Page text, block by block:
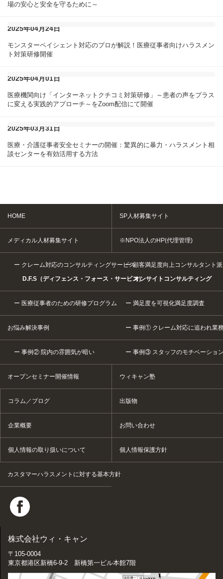
場の安心と安全を守るために～
2025年04月24日
モンスターペイシェント対応のプロが解説！医療従事者向けハラスメン
ト対策研修開催
2025年04月01日
医療機関向け「インターネットクチコミ対策研修」～患者の声をプラス
に変える実践的アプローチ～をZoom配信にて開催
2025年03月31日
医療・介護従事者安全セミナーの開催：驚異的に暴力・ハラスメント相
談センターを有効活用する方法
HOME SP人材募集サイト
メディカル人材募集サイト ※NPO法人のHP(代理管理)
クレーム対応のコンサルティングサービス
D.F.S（ディフェンス・フォース・サービス）
顧客満足度向上コンサルタント
オンサイトコンサルティング
医療従事者のための研修プログラム 満足度を可視化満足度調査
お悩み解決事例 事例① クレーム対応に追われ業
事例② 院内の雰囲気が暗い 事例③ スタッフのモチベーショ
オープンセミナー開催情報 ウィキャン塾
コラム／ブログ 出版物
企業概要 お問い合わせ
個人情報の取り扱いについて 個人情報保護方針
カスタマーハラスメントに対する基本方針
株式会社ウィ・キャン
〒105-0004
東京都港区新橋6-9-2 新橋第一ビル本館7階